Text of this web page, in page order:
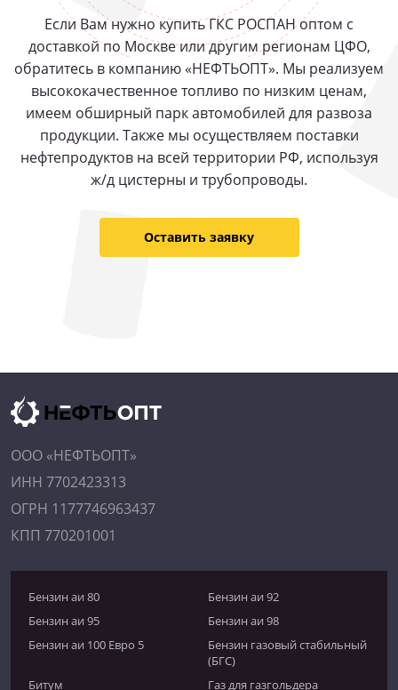
Если Вам нужно купить ГКС РОСПАН оптом с
доставкой по Москве или другим регионам ЦФО,
обратитесь в компанию «НЕФТЬОПТ». Мы реализуем
высококачественное топливо по низким ценам,
имеем обширный парк автомобилей для развоза
продукции. Также мы осуществляем поставки
нефтепродуктов на всей территории РФ, используя
ж/д цистерны и трубопроводы.
Оставить заявку
ООО «НЕФТЬОПТ»
ИНН 7702423313
ОГРН 1177746963437
КПП 770201001
Бензин аи 80
Бензин аи 92
Бензин аи 95
Бензин аи 98
Бензин аи 100 Евро 5
Бензин газовый стабильный
(БГС)
Битум
Газ для газгольдера